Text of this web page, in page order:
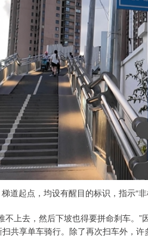
梯道起点，均设有醒目的标识，指示“非
上去，然后下坡也得要拼命刹车。
共享单车骑行。除了再次扫车外，